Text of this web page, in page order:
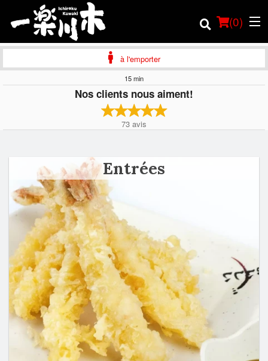
(0)
Commander en ligne
Emplacement
Connection
Inscription
Panier (0)
Rechercher
à l'emporter
15 min
Nos clients nous aiment!
73 avis
Entrées